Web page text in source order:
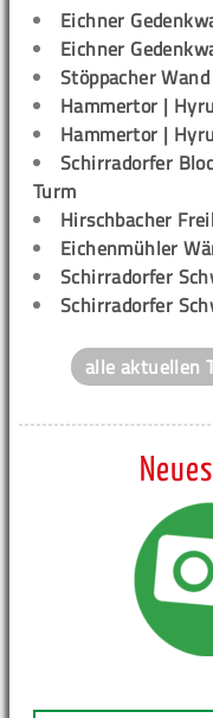
Eichner
Eichner
Stöppacher
Hammertor |
Hammertor |
Schirradorfer
Turm
Hirschbacher
Eichenmühler
Schirradorfer
Schirradorfer
alle aktuellen